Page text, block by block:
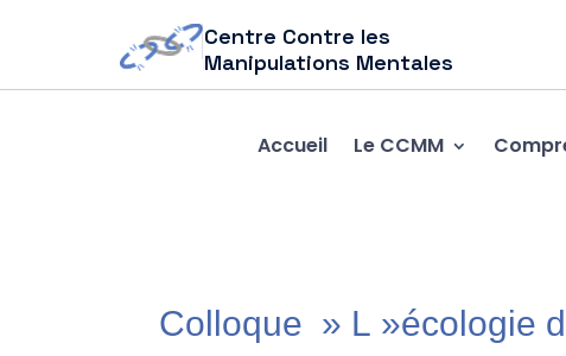
Centre Contre les
Manipulations Mentales
Accueil Le CCMM
Colloque » L »écologie